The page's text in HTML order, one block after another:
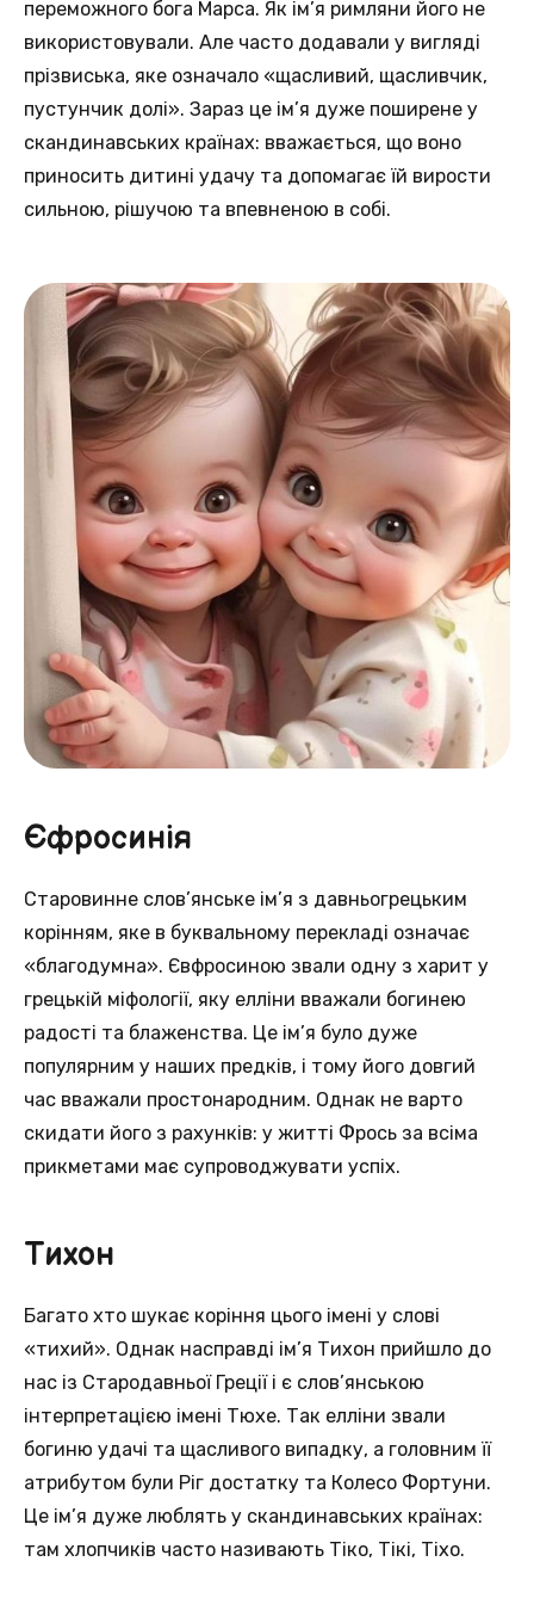
переможного бога Марса. Як ім’я римляни його не
використовували. Але часто додавали у вигляді
прізвиська, яке означало «щасливий, щасливчик,
пустунчик долі». Зараз це ім’я дуже поширене у
скандинавських країнах: вважається, що воно
приносить дитині удачу та допомагає їй вирости
сильною, рішучою та впевненою в собі.
Єфросинія
Старовинне слов’янське ім’я з давньогрецьким
корінням, яке в буквальному перекладі означає
«благодумна». Євфросиною звали одну з харит у
грецькій міфології, яку елліни вважали богинею
радості та блаженства. Це ім’я було дуже
популярним у наших предків, і тому його довгий
час вважали простонародним. Однак не варто
скидати його з рахунків: у житті Фрось за всіма
прикметами має супроводжувати успіх.
Тихон
Багато хто шукає коріння цього імені у слові
«тихий». Однак насправді ім’я Тихон прийшло до
нас із Стародавньої Греції і є слов’янською
інтерпретацією імені Тюхе. Так елліни звали
богиню удачі та щасливого випадку, а головним її
атрибутом були Ріг достатку та Колесо Фортуни.
Це ім’я дуже люблять у скандинавських країнах:
там хлопчиків часто називають Тіко, Тікі, Тіхо.